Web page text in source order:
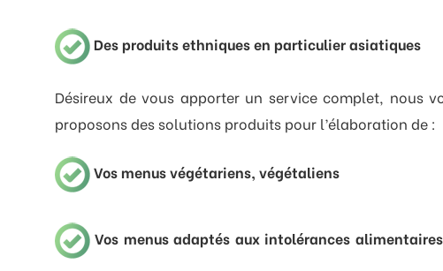
Des produits ethniques en particulier asiatiques
Désireux de vous apporter un service complet, nous
proposons des solutions produits pour l’élaboration de :
Vos menus végétariens, végétaliens
Vos menus adaptés aux intolérances